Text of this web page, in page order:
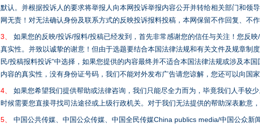
默认。并根据投诉人的要求将举报人向本网投诉举报内容公开并转给相关部门和领
网无责！对无法确认身份及联系方式的反映投诉报料投稿，本网保留不作回复、不
3、
如果您的反映/投诉/报料/投稿已经发到，首先非常感谢您的信任与关注！您反
真实性。并致以诚挚的谢意！但由于选题要结合本国法律法规和有关文件及规章制
民/投稿报料投诉”中选择，如果您提供的内容最终并不适合本国法律法规或涉及本
内容的真实性，没有身份证号码，我们不能对外发布广告请您谅解，您还可以向国
4、
如果您希望我们提供帮助或法律咨询，我们只能尽全力而为，毕竟我们人手较
时候需要您直接寻找司法途径或上级行政机关。对于我们无法提供的帮助深表歉意
5、
中国公共传媒、中国公众传媒、中国全民传媒China publics media/中国公众
揭批美国五大"原罪" "炒鞋教程"里的骗局